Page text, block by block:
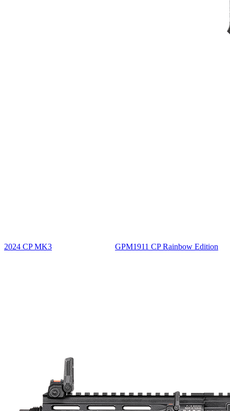
2024 CP MK3 GPM1911 CP Rainbow Edition